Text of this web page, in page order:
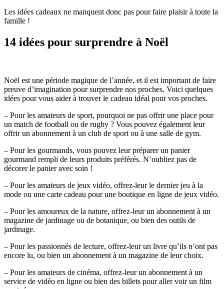
Les idées cadeaux ne manquent donc pas pour faire plaisir à toute la
famille !
14 idées pour surprendre à Noël
Noël est une période magique de l’année, et il est important de faire
preuve d’imagination pour surprendre nos proches. Voici quelques
idées pour vous aider à trouver le cadeau idéal pour vos proches.
– Pour les amateurs de sport, pourquoi ne pas offrir une place pour
un match de football ou de rugby ? Vous pouvez également leur
offrir un abonnement à un club de sport ou à une salle de gym.
– Pour les gourmands, vous pouvez leur préparer un panier
gourmand rempli de leurs produits préférés. N’oubliez pas de
décorer le panier avec soin !
– Pour les amateurs de jeux vidéo, offrez-leur le dernier jeu à la
mode ou une carte cadeau pour une boutique en ligne de jeux vidéo.
– Pour les amoureux de la nature, offrez-leur un abonnement à un
magazine de jardinage ou de botanique, ou bien des outils de
jardinage.
– Pour les passionnés de lecture, offrez-leur un livre qu’ils n’ont pas
encore lu, ou bien un abonnement à un magazine de leur choix.
– Pour les amateurs de cinéma, offrez-leur un abonnement à un
service de vidéo en ligne ou bien des billets pour aller voir un film